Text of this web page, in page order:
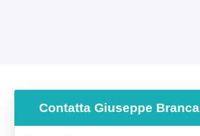
Contatta Giuseppe Branca